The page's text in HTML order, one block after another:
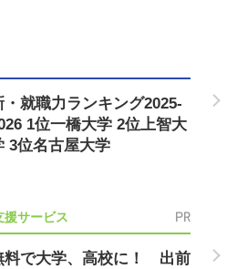
・就職力ランキング2025-
1位一橋大学 2位上智大
3位名古屋大学
援サービス PR
料で大学、高校に！ 出前